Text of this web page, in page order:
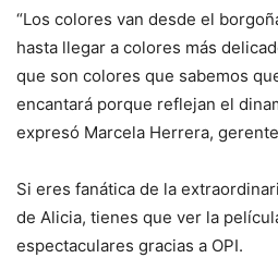
“Los colores van desde el
hasta llegar a colores más
que son colores que sabemos
encantará porque reflejan el
expresó Marcela Herrera,
Si eres fanática de la
de Alicia, tienes que ver la
espectaculares gracias a OPI.